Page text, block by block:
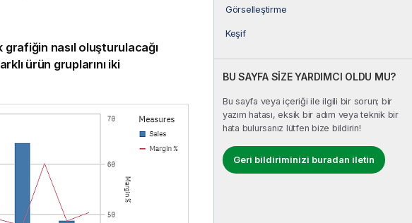
Görselleştirme
Keşif
BU SAYFA SİZE YARDIMCI OLDU MU?
Bu sayfa veya içeriği ile ilgili bir sorun; bir
yazım hatası, eksik bir adım veya teknik bir
hata bulursanız lütfen bize bildirin!
Geri bildiriminizi buradan iletin
nasıl oluşturulacağı
ürün gruplarını iki